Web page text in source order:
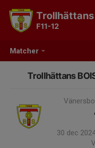
Matcher
Trollhättans
F11-12
Trollhättans
30 dec